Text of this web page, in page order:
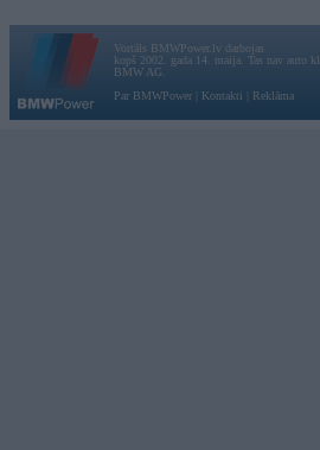
Vortāls BMWPower.lv darbojas
kopš 2002. gada 14. maija. Tas nav auto
BMW AG.
Par BMWPower
Kontakti Reklāma